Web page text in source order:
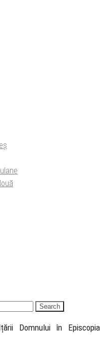
Domnului în Episcopia